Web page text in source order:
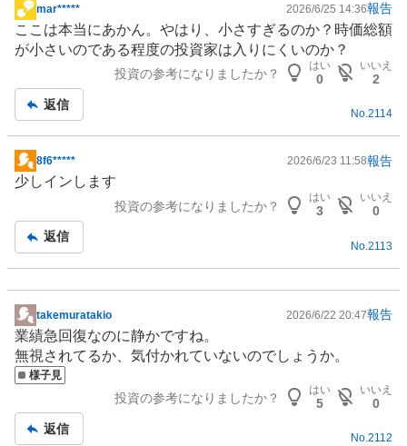
掲
示
板
mar***** 2026/6/25 14:36報告
ここは本当にあかん。やはり、小さすぎるのか？時価総額
が小さいのである程度の投資家は入りにくいのか？
投資の参考になりましたか？
はい
0
いいえ
2
返信
No.2114
掲
示
事
8f6***** 2026/6/23 11:58報告
少しインします
投資の参考になりましたか？
はい
3
いいえ
0
返信
No. 2113
掲
示
板
記
takemuratakio 2026/6/22 20:47報告
業績急回復なのに静かですね。
無視されてるか、気付かれていないのでしょうか。
様子見
投資の参考になりましたか？
はい
5
いいえ
0
返信
No.2112